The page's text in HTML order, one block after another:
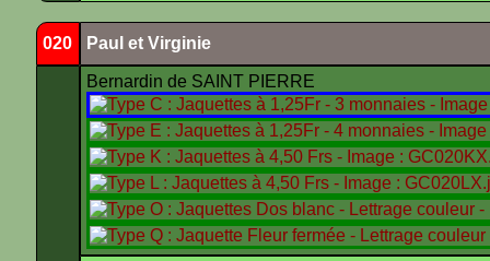
020 Paul et Virginie
Bernardin de SAINT PIERRE